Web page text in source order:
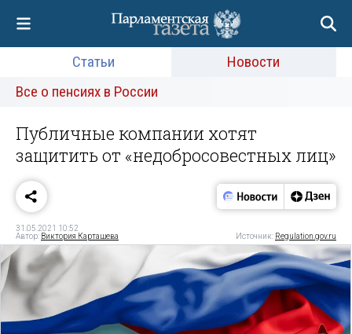
Статьи
Новости
Все о пенсиях в России
Публичные компании хотят
защитить от «недобросовестных лиц»
31.05.2021 10:52
Автор: Виктория Карташева Источник: Regulation.gov.ru